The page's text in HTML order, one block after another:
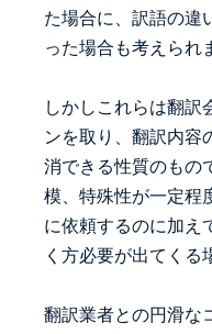
た場合に、訳語の違
った場合も考えられ
しかしこれらは翻訳
ンを取り、翻訳内容
消できる性質のもの
模、特殊性が一定程
に依頼するのに加え
く方必要が出てくる
翻訳業者との円滑な